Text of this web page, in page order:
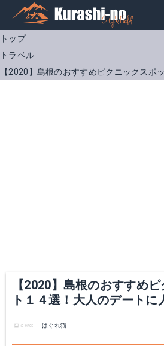
トップ
トラベル
【2020】島根のおすすめピクニックス
【2020】島根のおすすめ
ト１４選！大人のデートに
はぐれ猫